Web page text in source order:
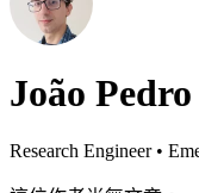
João
Research Engineer •